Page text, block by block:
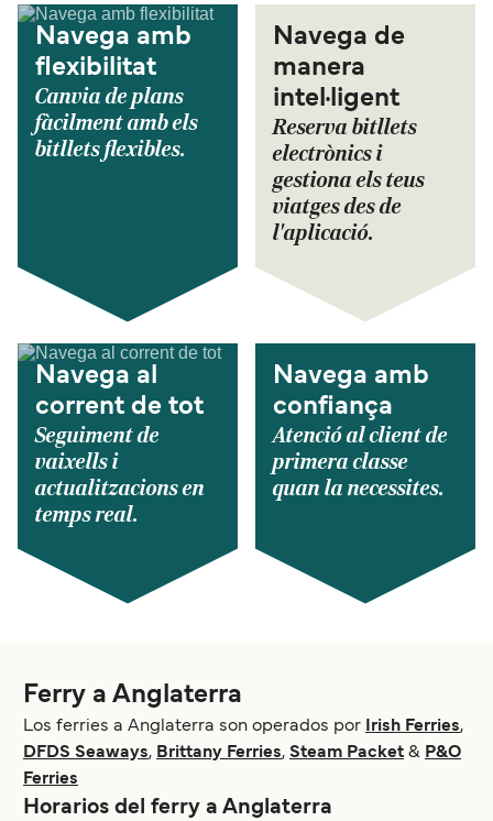
Navega amb
flexibilitat
Canvia de plans
fàcilment amb els
bitllets flexibles.
Navega de
manera
intel·ligent
Reserva bitllets
electrònics i
gestiona els teus
viatges des de
l'aplicació.
Navega al
corrent de tot
Seguiment de
vaixells i
actualitzacions en
temps real.
Navega amb
confiança
Atenció al client de
primera classe
quan la necessites.
Ferry a Anglaterra
Los ferries a Anglaterra son operados por Irish Ferries,
DFDS Seaways, Brittany Ferries, Steam Packet & P&O
Ferries
Horarios del ferry a Anglaterra